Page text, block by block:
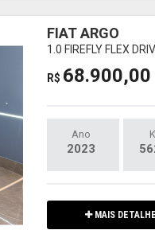
FIAT ARGO
1.0 FIREFLY FLEX
R$ 68.900,00
Ano
2023
MAIS